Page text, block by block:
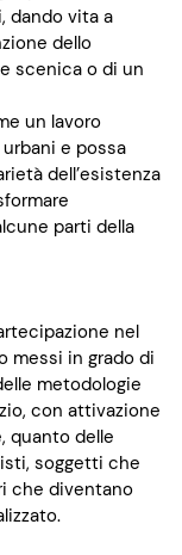
dando vita a
dello
scenica o di un
un lavoro
e possa
dell’esistenza
parti della
nel
messi in grado di
metodologie
con attivazione
quanto delle
soggetti che
che diventano